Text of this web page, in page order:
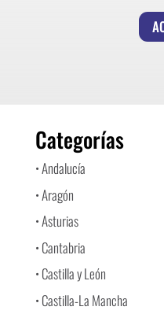
Categorías
• Andalucía
• Aragón
• Asturias
• Cantabria
• Castilla y León
• Castilla-La Mancha